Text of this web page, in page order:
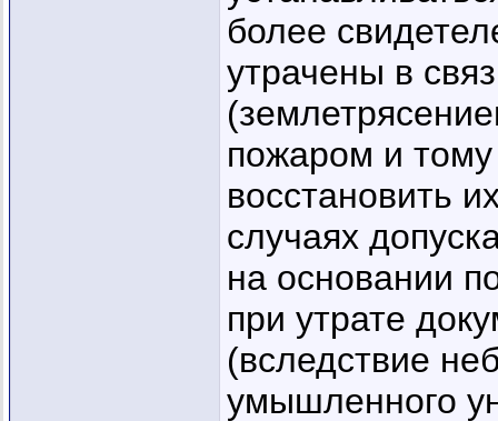
более
утрачены в
пожаром и
восстановить
случаях
на основании
при утрате
(вследствие
умышленного